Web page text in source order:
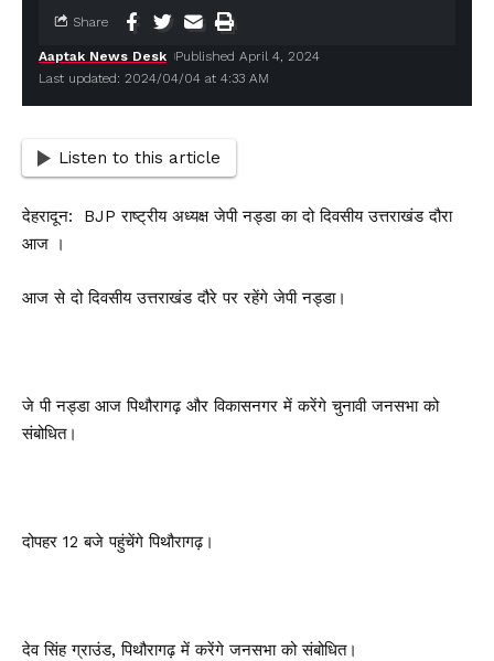
Last updated: 2024/04/04 at 4:33 AM
Aaptak News Desk Published April 4, 2024
Share
Listen to this article
देहरादून: BJP राष्ट्रीय अध्यक्ष जेपी नड्डा का दो दिवसीय उत्तराखंड दौरा
आज ।
आज से दो दिवसीय उत्तराखंड दौरे पर रहेंगे जेपी नड्डा।
जे पी नड्डा आज पिथौरागढ़ और विकासनगर में करेंगे चुनावी जनसभा को
संबोधित।
दोपहर 12 बजे पहुंचेंगे पिथौरागढ़।
देव सिंह ग्राउंड, पिथौरागढ़ में करेंगे जनसभा को संबोधित।